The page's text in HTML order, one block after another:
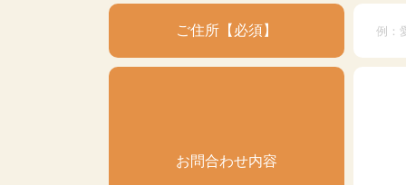
ご住所 必須
お問合わせ内容